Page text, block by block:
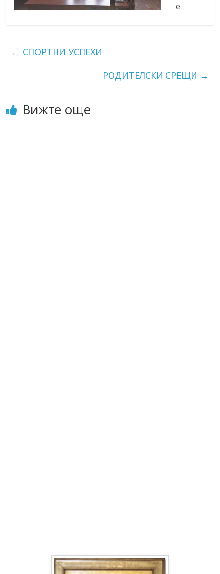
е
← СПОРТНИ УСПЕХИ
РОДИТЕЛСКИ СРЕЩИ →
Вижте още